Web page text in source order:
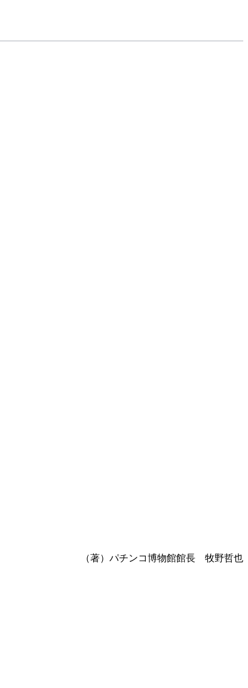
（著）パチンコ博物館館長 牧野哲也